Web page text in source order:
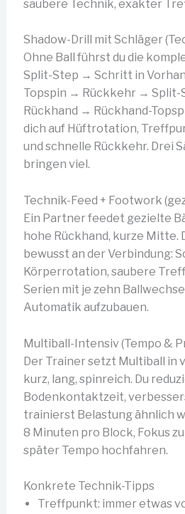
saubere Technik, exakter
Shadow-Drill mit Schläger
Ohne Ball führst du die
Split-Step → Schritt in
Topspin → Rückkehr →
Rückhand → Rückhand-
dich auf Hüftrotation,
und schnelle Rückkehr. Drei
bringen viel.
Technik-Feed + Footwork
Ein Partner feedet gezielte
hohe Rückhand, kurze Mitte.
bewusst an der Verbindung:
Körperrotation, saubere
Serien mit je zehn
Automatik aufzubauen.
Multiball-Intensiv (Tempo &
Der Trainer setzt Multiball in
kurz, lang, spinreich. Du
Bodenkontaktzeit,
trainierst Belastung ähnlich
8 Minuten pro Block, Fokus
später Tempo hochfahren.
Konkrete Technik-Tipps
Treffpunkt: immer etwas